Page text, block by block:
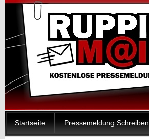
Startseite Pressemeldung Schreiben